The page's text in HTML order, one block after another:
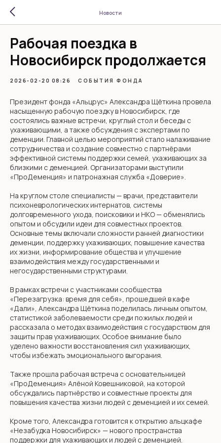
Новости
Рабочая поездка в
Новосибирск продолжается
2026-02-20 08:26 СОБЫТИЯ ФОНДА
Президент фонда «Альцрус» Александра Щёткина провела
насыщенную рабочую поездку в Новосибирск, где
состоялись важные встречи, круглый стол и беседы с
ухаживающими, а также обсуждения с экспертами по
деменции. Главной целью мероприятий стало налаживание
сотрудничества и создание совместно с партнёрами
эффективной системы поддержки семей, ухаживающих за
близкими с деменцией. Организаторами выступили
«ПроДеменция» и патронажная служба «Доверие».
На круглом столе специалисты — врачи, представители
психоневрологических интернатов, системы
долговременного ухода, поисковики и НКО — обменялись
опытом и обсудили идеи для совместных проектов.
Основные темы включали сложности ранней диагностики
деменции, поддержку ухаживающих, повышение качества
их жизни, информирование общества и улучшение
взаимодействия между государственными и
негосударственными структурами.
В рамках встречи с участниками сообщества
«Перезагрузка: время для себя», прошедшей в кафе
«Дали», Александра Щёткина поделилась личным опытом,
статистикой заболеваемости среди пожилых людей и
рассказала о методах взаимодействия с государством для
защиты прав ухаживающих. Особое внимание было
уделено важности восстановления сил ухаживающих,
чтобы избежать эмоционального выгорания.
Также прошла рабочая встреча с основательницей
«ПроДеменция» Алёной Ковешниковой, на которой
обсуждались партнёрство и совместные проекты для
повышения качества жизни людей с деменцией и их семей.
Кроме того, Александра готовится к открытию альцкафе
«Незабудка Новосибирск» — нового пространства
поддержки для ухаживающих и людей с деменцией.